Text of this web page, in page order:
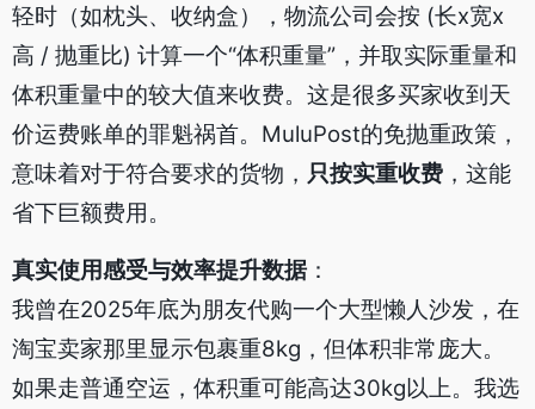
轻时（如枕头、收纳盒），物流公司会按 (长x宽x
高 / 抛重比) 计算一个“体积重量”，并取实际重量和
体积重量中的较大值来收费。这是很多买家收到天
价运费账单的罪魁祸首。MuluPost的免抛重政策，
意味着对于符合要求的货物， 只按实重收费 ，这能
省下巨额费用。
真实使用感受与效率提升数据 ：
我曾在2025年底为朋友代购一个大型懒人沙发，在
淘宝卖家那里显示包裹重8kg，但体积非常庞大。
如果走普通空运，体积重可能高达30kg以上。我选